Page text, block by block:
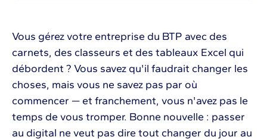
Vous gérez votre entreprise du BTP avec des
carnets, des classeurs et des tableaux Excel qui
débordent ? Vous savez qu'il faudrait changer les
choses, mais vous ne savez pas par où
commencer — et franchement, vous n'avez pas le
temps de vous tromper. Bonne nouvelle : passer
au digital ne veut pas dire tout changer du jour au